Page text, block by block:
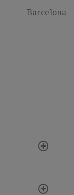
Barcelona